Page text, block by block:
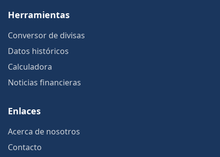
Herramientas
Conversor de divisas
Datos históricos
Calculadora
Noticias financieras
Enlaces
Acerca de nosotros
Contacto